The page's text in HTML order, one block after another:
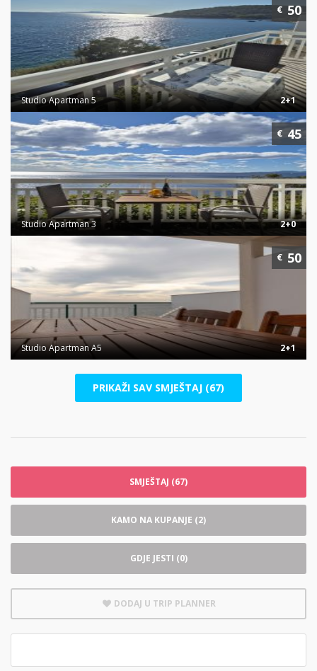
Studio Apartman 5 2+1
€50
Studio Apartman 3 2+0
€ 45
Studio Apartman A5 2+1
€ 50
PRIKAŽI SAV SMJEŠTAJ (67)
SMJEŠTAJ (67)
KAMO NA KUPANJE (2)
GDJE JESTI (0)
DODAJ U TRIP PLANNER